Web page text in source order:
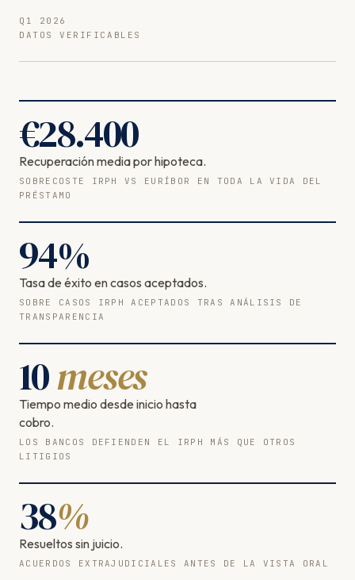
Q1 2026
DATOS VERIFICABLES
€28.400
Recuperación media por hipoteca.
SOBRECOSTE IRPH VS EURÍBOR EN TODA LA VIDA DEL
PRÉSTAMO
94%
Tasa de éxito en casos aceptados.
SOBRE CASOS IRPH ACEPTADOS TRAS ANÁLISIS DE
TRANSPARENCIA
10meses
Tiempo medio desde inicio hasta
cobro.
LOS BANCOS DEFIENDEN EL IRPH MÁS QUE OTROS
LITIGIOS
38%
Resueltos sin juicio.
ACUERDOS EXTRAJUDICIALES ANTES DE LA VISTA ORAL